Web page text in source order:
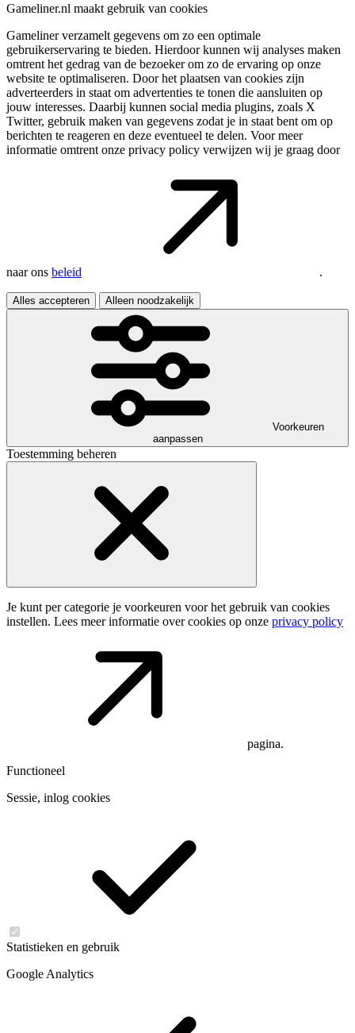
Gameliner.nl maakt gebruik van cookies
Gameliner verzamelt gegevens om zo een optimale
gebruikerservaring te bieden. Hierdoor kunnen wij analyses maken
omtrent het gedrag van de bezoeker om zo de ervaring op onze
website te optimaliseren. Door het plaatsen van cookies zijn
adverteerders in staat om advertenties te tonen die aansluiten op
jouw interesses. Daarbij kunnen social media plugins, zoals X
Twitter, gebruik maken van gegevens zodat je in staat bent om op
berichten te reageren en deze eventueel te delen. Voor meer
informatie omtrent onze privacy policy verwijzen wij je graag door
naar ons beleid .
Alles accepteren Alleen noodzakelijk
Voorkeuren
aanpassen
Toestemming beheren
Je kunt per categorie je voorkeuren voor het gebruik van cookies
instellen. Lees meer informatie over cookies op onze privacy policy
pagina.
Functioneel
Sessie, inlog cookies
Statistieken en gebruik
Google Analytics